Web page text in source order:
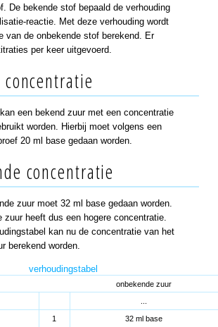
De bekende stof bepaald de verhouding
reactie. Met deze verhouding wordt
van de onbekende stof berekend. Er
per keer uitgevoerd.
concentratie
een bekend zuur met een concentratie
worden. Hierbij moet volgens een
20 ml base gedaan worden.
concentratie
zuur moet 32 ml base gedaan worden.
zuur heeft dus een hogere concentratie.
kan nu de concentratie van het
berekend worden.
verhoudingstabel
onbekende zuur
1 32 ml base